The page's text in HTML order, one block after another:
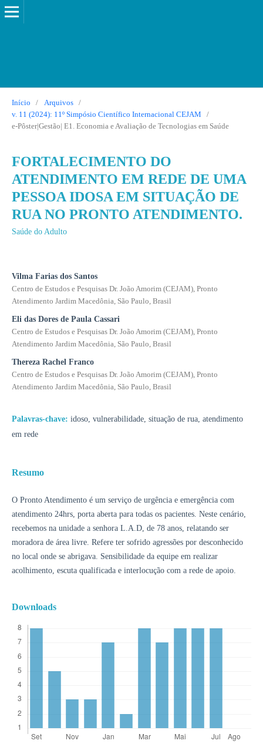
Início / Arquivos
/
v. 11 (2024): 11º Simpósio Científico Internacional CEJAM
/
e-Pôster|Gestão| E1. Economia e Avaliação de Tecnologias em Saúde
FORTALECIMENTO DO
ATENDIMENTO EM REDE DE UMA
PESSOA IDOSA EM SITUAÇÃO DE
RUA NO PRONTO ATENDIMENTO.
Saúde do Adulto
Vilma Farias dos Santos
Centro de Estudos e Pesquisas Dr. João Amorim (CEJAM), Pronto
Atendimento Jardim Macedônia, São Paulo, Brasil
Eli das Dores de Paula Cassari
Centro de Estudos e Pesquisas Dr. João Amorim (CEJAM), Pronto
Atendimento Jardim Macedônia, São Paulo, Brasil
Thereza Rachel Franco
Centro de Estudos e Pesquisas Dr. João Amorim (CEJAM), Pronto
Atendimento Jardim Macedônia, São Paulo, Brasil
Palavras-chave: idoso, vulnerabilidade, situação de rua, atendimento
em rede
Resumo
O Pronto Atendimento é um serviço de urgência e emergência com
atendimento 24hrs, porta aberta para todas os pacientes. Neste cenário,
recebemos na unidade a senhora L.A.D, de 78 anos, relatando ser
moradora de área livre. Refere ter sofrido agressões por desconhecido
no local onde se abrigava. Sensibilidade da equipe em realizar
acolhimento, escuta qualificada e interlocução com a rede de apoio.
Downloads